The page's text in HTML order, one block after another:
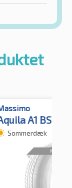
A1 BSW
Sommerdæk